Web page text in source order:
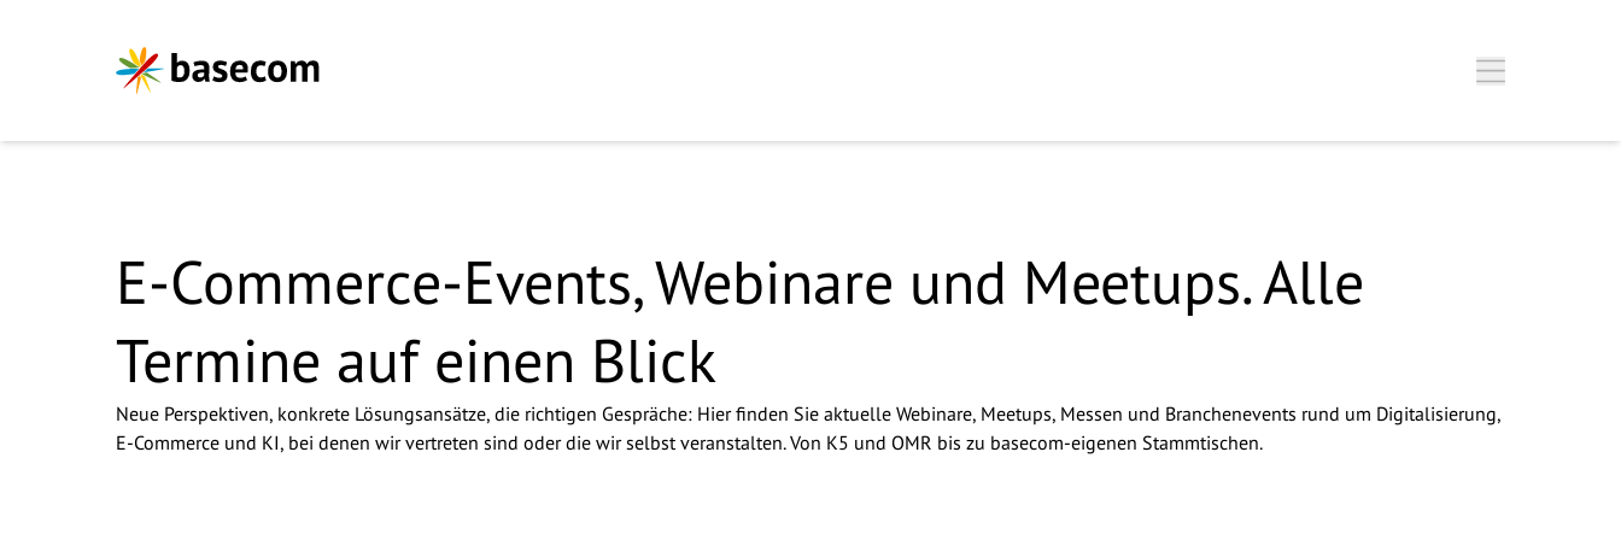
E-Commerce-Events, Webinare und Meetups. Alle
Termine auf einen Blick
Neue Perspektiven, konkrete Lösungsansätze, die richtigen Gespräche: Hier finden Sie aktuelle Webinare, Meetups, Messen und Branchenevents rund um Digitalisierung,
E-Commerce und KI, bei denen wir vertreten sind oder die wir selbst veranstalten. Von K5 und OMR bis zu basecom-eigenen Stammtischen.
Dominik Witte, CSO
Wir freuen uns, Sie kennenzulernen.
Anrede
Vorname*